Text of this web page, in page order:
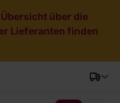
über die
Lieferanten finden